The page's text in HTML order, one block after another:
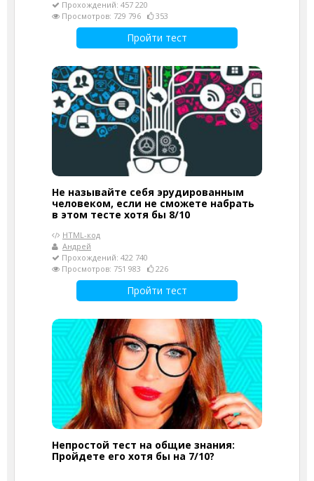
Прохождений: 457 220
Просмотров: 729 796
353
Пройти тест
Не называйте себя эрудированным
человеком, если не сможете набрать
в этом тесте хотя бы 8/10
HTML-код
Андрей
Прохождений: 422 740
Просмотров: 751 983
226
Пройти тест
Непростой тест на общие знания:
Пройдете его хотя бы на 7/10?